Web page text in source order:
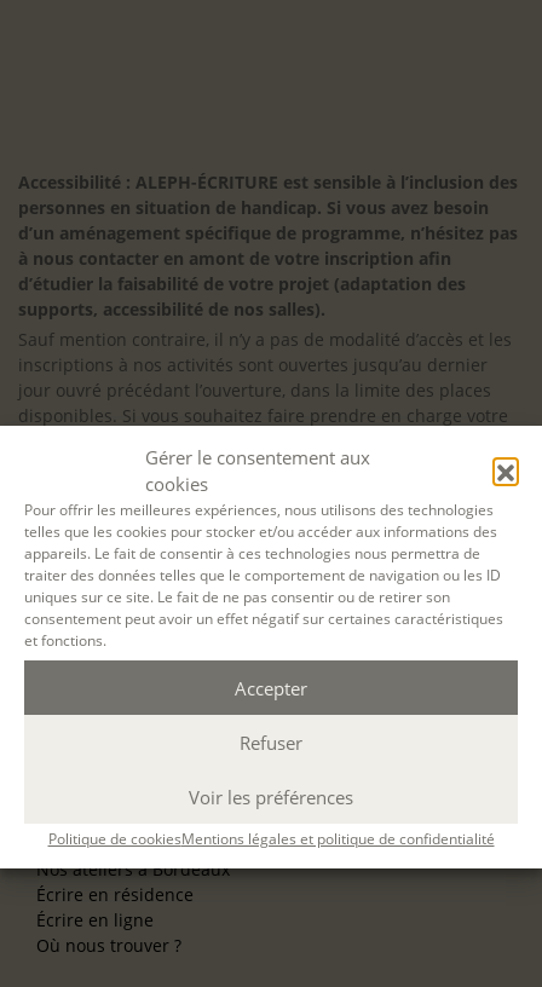
Gérer le consentement aux
cookies
Pour offrir les meilleures expériences, nous utilisons des technologies
telles que les cookies pour stocker et/ou accéder aux informations des
appareils. Le fait de consentir à ces technologies nous permettra de
traiter des données telles que le comportement de navigation ou les ID
uniques sur ce site. Le fait de ne pas consentir ou de retirer son
consentement peut avoir un effet négatif sur certaines caractéristiques
et fonctions.
Accepter
Refuser
Voir les préférences
Politique de cookiesMentions légales et politique de confidentialité
Accessibilité : ALEPH-ÉCRITURE est sensible à l’inclusion des
personnes en situation de handicap. Si vous avez besoin
d’un aménagement spécifique de programme, n’hésitez pas
à nous contacter en amont de votre inscription afin
d’étudier la faisabilité de votre projet (adaptation des
supports, accessibilité de nos salles).
Sauf mention contraire, il n’y a pas de modalité d’accès et les
inscriptions à nos activités sont ouvertes jusqu’au dernier
jour ouvré précédant l’ouverture, dans la limite des places
disponibles. Si vous souhaitez faire prendre en charge votre
est à effectuer au plus tard un mois avant le début de la
NOS ATELIERS
Découverte
L’école d’écriture
La fabrique du manuscrit
Les stages pour artistes-auteurs
Se former à la biographie
Nos ateliers à Lyon
Nos ateliers à Bordeaux
Écrire en résidence
Écrire en ligne
Où nous trouver ?